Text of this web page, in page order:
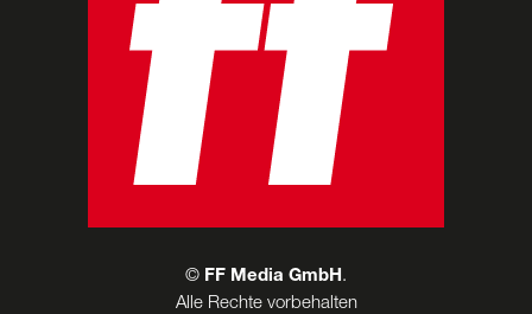
© FF Media GmbH.
Alle Rechte vorbehalten